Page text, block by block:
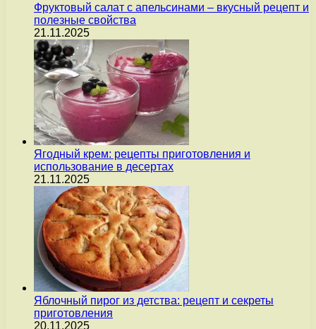
Фруктовый салат с апельсинами – вкусный рецепт и
полезные свойства
21.11.2025
Ягодный крем: рецепты приготовления и
использование в десертах
21.11.2025
Яблочный пирог из детства: рецепт и секреты
приготовления
20.11.2025